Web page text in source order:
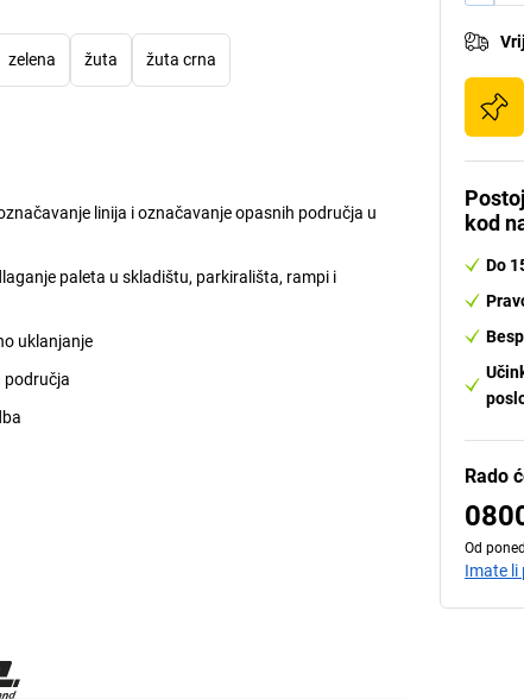
zelena žuta žuta crna
linija i označavanje opasnih područja u
paleta u skladištu, parkirališta, rampi i
uklanjanje
područja
kod
Do
Rado
Od
Imate li